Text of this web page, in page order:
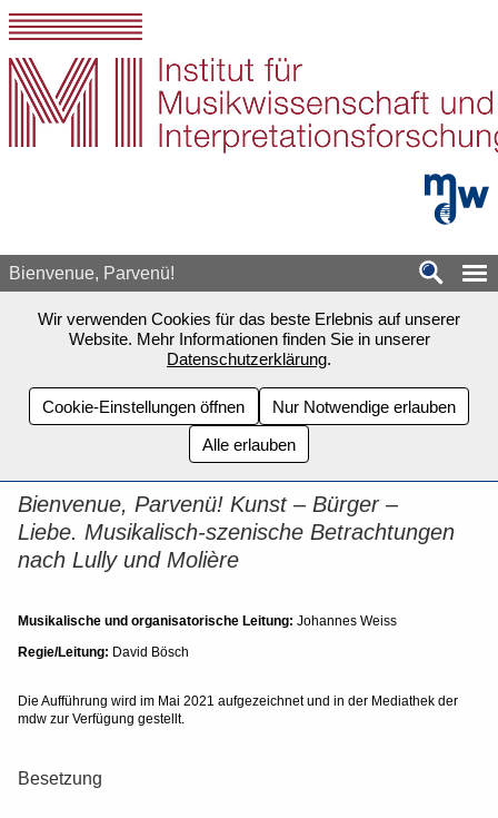
mdw -
Bienvenue, Parvenü!
Wir verwenden Cookies für das beste Erlebnis auf unserer
Website. Mehr Informationen finden Sie in unserer
Datenschutzerklärung.
Cookie-Einstellungen öffnen
Nur Notwendige erlauben
Alle erlauben
Bienvenue, Parvenü! Kunst – Bürger –
Liebe. Musikalisch-szenische Betrachtungen
nach Lully und Molière
Musikalische und organisatorische Leitung: Johannes Weiss
Regie/Leitung: David Bösch
Die Aufführung wird im Mai 2021 aufgezeichnet und in der Mediathek der
mdw zur Verfügung gestellt.
Besetzung